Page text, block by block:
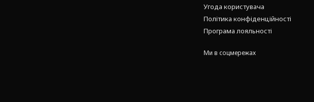
Угода користувача
Політика конфіденційності
Програма лояльності
Ми в соцмережах